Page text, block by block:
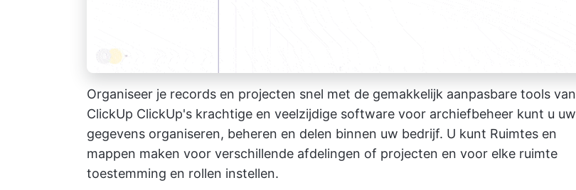
Organiseer je records en projecten snel met de gemakkelijk aanpasbare tools van
ClickUp ClickUp's krachtige en veelzijdige software voor archiefbeheer kunt u uw
gegevens organiseren, beheren en delen binnen uw bedrijf. U kunt Ruimtes en
mappen maken voor verschillende afdelingen of projecten en voor elke ruimte
toestemming en rollen instellen.